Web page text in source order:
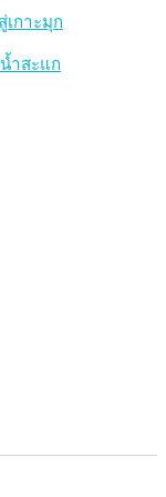
เกาะมุก
ำสะแก